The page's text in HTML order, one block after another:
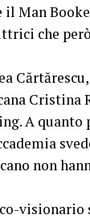
il Man
che
Cristina
A quanto
non
visionario